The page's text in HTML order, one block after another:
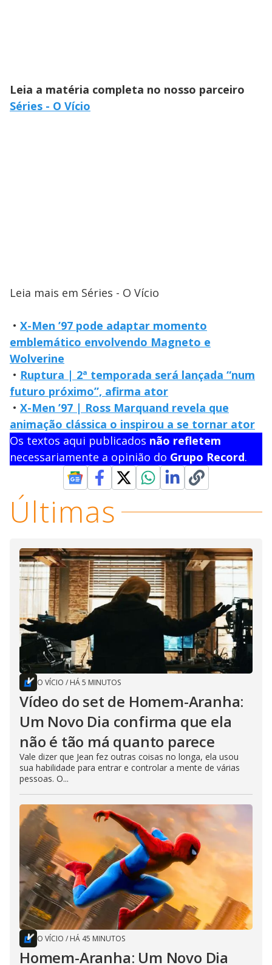
Leia a matéria completa no nosso parceiro
Séries - O Vício
Leia mais em Séries - O Vício
• X-Men ’97 pode adaptar momento
emblemático envolvendo Magneto e
Wolverine
• Ruptura | 2ª temporada será lançada “num
futuro próximo”, afirma ator
• X-Men ’97 | Ross Marquand revela que
animação clássica o inspirou a se tornar ator
Os textos aqui publicados não refletem
necessariamente a opinião do Grupo Record.
Últimas
O VÍCIO / HÁ 5 MINUTOS
Vídeo do set de Homem-Aranha:
Um Novo Dia confirma que ela
não é tão má quanto parece
Vale dizer que Jean fez outras coisas no longa, ela usou
sua habilidade para entrar e controlar a mente de várias
pessoas. O...
O VÍCIO / HÁ 45 MINUTOS
Homem-Aranha: Um Novo Dia